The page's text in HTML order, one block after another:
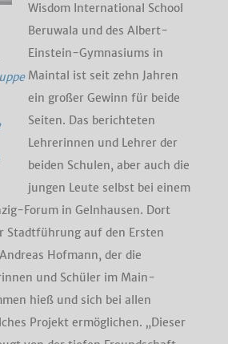
Wisdom International School
Beruwala und des Albert-
Einstein-Gymnasiums in
Maintal ist seit zehn Jahren
ein großer Gewinn für beide
Seiten. Das berichteten
Lehrerinnen und Lehrer der
beiden Schulen, aber auch die
jungen Leute selbst bei einem
Forum in Gelnhausen. Dort
Stadtführung auf den Ersten
Hofmann, der die
und Schüler im Main-
hieß und sich bei allen
Projekt ermöglichen. „Dieser